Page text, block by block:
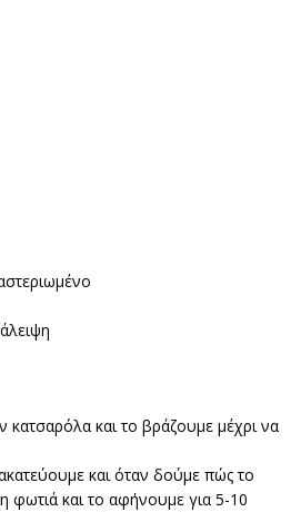
κατσαρόλα και το βράζουμε μέχρι να
και όταν δούμε πώς το
φωτιά και το αφήνουμε για 5-10